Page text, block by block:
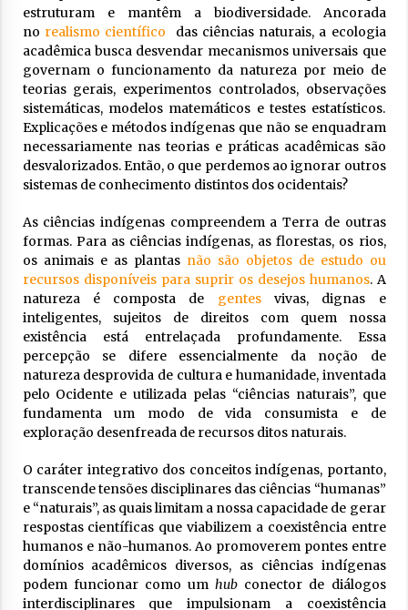
estruturam e mantêm a biodiversidade. Ancorada
no realismo científico
das ciências naturais, a ecologia
acadêmica busca desvendar mecanismos universais que
governam o funcionamento da natureza por meio de
teorias gerais, experimentos controlados, observações
sistemáticas, modelos matemáticos e testes estatísticos.
Explicações e métodos indígenas que não se enquadram
necessariamente nas teorias e práticas acadêmicas são
desvalorizados. Então, o que perdemos ao ignorar outros
sistemas de conhecimento distintos dos ocidentais?
As ciências indígenas compreendem a Terra de outras
formas. Para as ciências indígenas, as florestas, os rios,
os animais e as plantas não são objetos de estudo ou
recursos disponíveis para suprir os desejos humanos. A
natureza é composta de gentesvivas, dignas e
inteligentes, sujeitos de direitos com quem nossa
existência está entrelaçada profundamente. Essa
percepção se difere essencialmente da noção de
natureza desprovida de cultura e humanidade, inventada
pelo Ocidente e utilizada pelas “ciências naturais”, que
fundamenta um modo de vida consumista e de
exploração desenfreada de recursos ditos naturais.
O caráter integrativo dos conceitos indígenas, portanto,
transcende tensões disciplinares das ciências “humanas”
e “naturais”, as quais limitam a nossa capacidade de gerar
respostas científicas que viabilizem a coexistência entre
humanos e não-humanos. Ao promoverem pontes entre
domínios acadêmicos diversos, as ciências indígenas
podem funcionar como umhub conector de diálogos
interdisciplinares que impulsionam a coexistência